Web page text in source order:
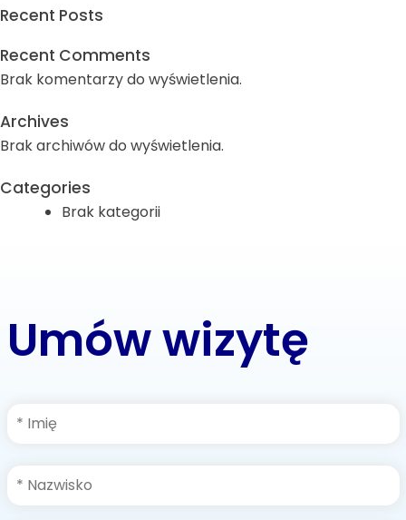
Recent Posts
Recent Comments
Brak komentarzy do wyświetlenia.
Archives
Brak archiwów do wyświetlenia.
Categories
Brak kategorii
Umów wizytę